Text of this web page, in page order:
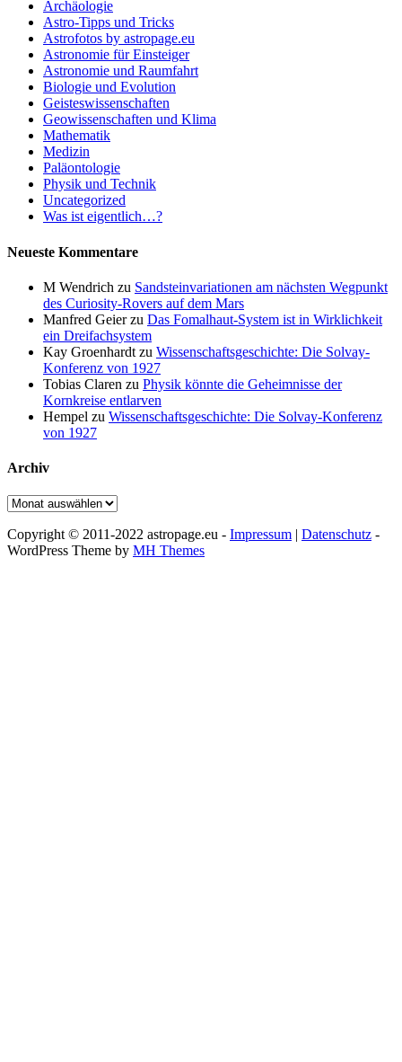
Archäologie
Astro-Tipps und Tricks
Astrofotos by astropage.eu
Astronomie für Einsteiger
Astronomie und Raumfahrt
Biologie und Evolution
Geisteswissenschaften
Geowissenschaften und Klima
Mathematik
Medizin
Paläontologie
Physik und Technik
Uncategorized
Was ist eigentlich…?
Neueste Kommentare
M Wendrich zu Sandsteinvariationen am nächsten Wegpunkt
des Curiosity-Rovers auf dem Mars
Manfred Geierzu Das Fomalhaut-System ist in Wirklichkeit
ein Dreifachsystem
Kay Groenhardt zu Wissenschaftsgeschichte: Die Solvay-
Konferenz von 1927
Tobias Claren zu Physik könnte die Geheimnisse der
Kornkreise entlarven
Hempel zu Wissenschaftsgeschichte: Die Solvay-Konferenz
von 1927
Archiv
Archiv
Copyright © 2011-2022 astropage.eu - Impressum | Datenschutz -
WordPress Theme by MH Themes